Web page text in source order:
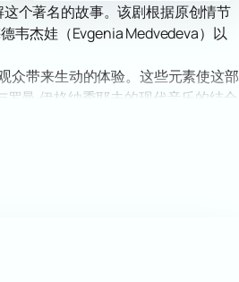
个著名的故事。该剧根据原创情节
韦杰娃（Evgenia Medvedeva）以
众带来生动的体验。这些元素使这部
曼·伊格纳季耶夫的现代音乐的结合